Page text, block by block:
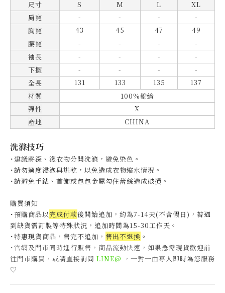
尺寸 S M L
XL
肩寬
- - -
-
胸寬
43 45 47
49
腰寬
- - -
-
袖長
- - -
-
下擺
- - -
-
全長
131 133 135
137
材質
100%錦綸
彈性
X
產地
CHINA
洗滌技巧
˙建議將深、淺衣物分開洗滌，避免染色。
˙請勿過度浸泡與烘乾，以免造成衣物縮水情況。
˙請避免手錶、首飾或包包金屬勾住蕾絲造成破損。
購買須知
˙預購商品以完成付款後開始追加，約為7-14天(不含假日)， 若遇
到缺貨需訂製等特殊狀況，追加時間為15-30工作天 。
˙特惠現貨商品，售完不追加， 售出不退換 。
˙官網及門市同時進行販售，商品流動快速，如果急需現貨歡迎前
往門市購買，或請直接詢問 LINE@ ，一對一由專人即時為您服務
♡